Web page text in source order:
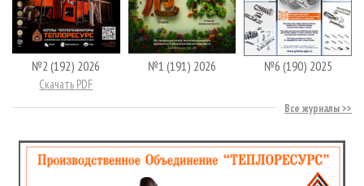
№2 (192) 2026
Скачать PDF
№1 (191) 2026 №6 (190) 2025
Все журналы